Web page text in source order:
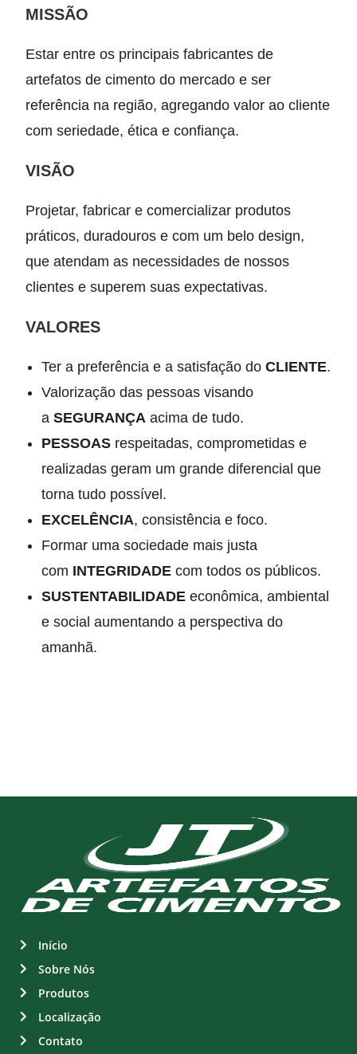
MISSÃO
Estar entre os principais fabricantes de
artefatos de cimento do mercado e ser
referência na região, agregando valor ao cliente
com seriedade, ética e confiança.
VISÃO
Projetar, fabricar e comercializar produtos
práticos, duradouros e com um belo design,
que atendam as necessidades de nossos
clientes e superem suas expectativas.
VALORES
Ter a preferência e a satisfação doCLIENTE.
Valorização das pessoas visando
aSEGURANÇA acima de tudo.
PESSOAS respeitadas, comprometidas e
realizadas geram um grande diferencial que
torna tudo possível.
EXCELÊNCIA, consistência e foco.
Formar uma sociedade mais justa
com INTEGRIDADE com todos os públicos.
SUSTENTABILIDADE econômica, ambiental
e social aumentando a perspectiva do
amanhã.
Início
Sobre Nós
Produtos
Localização
Contato